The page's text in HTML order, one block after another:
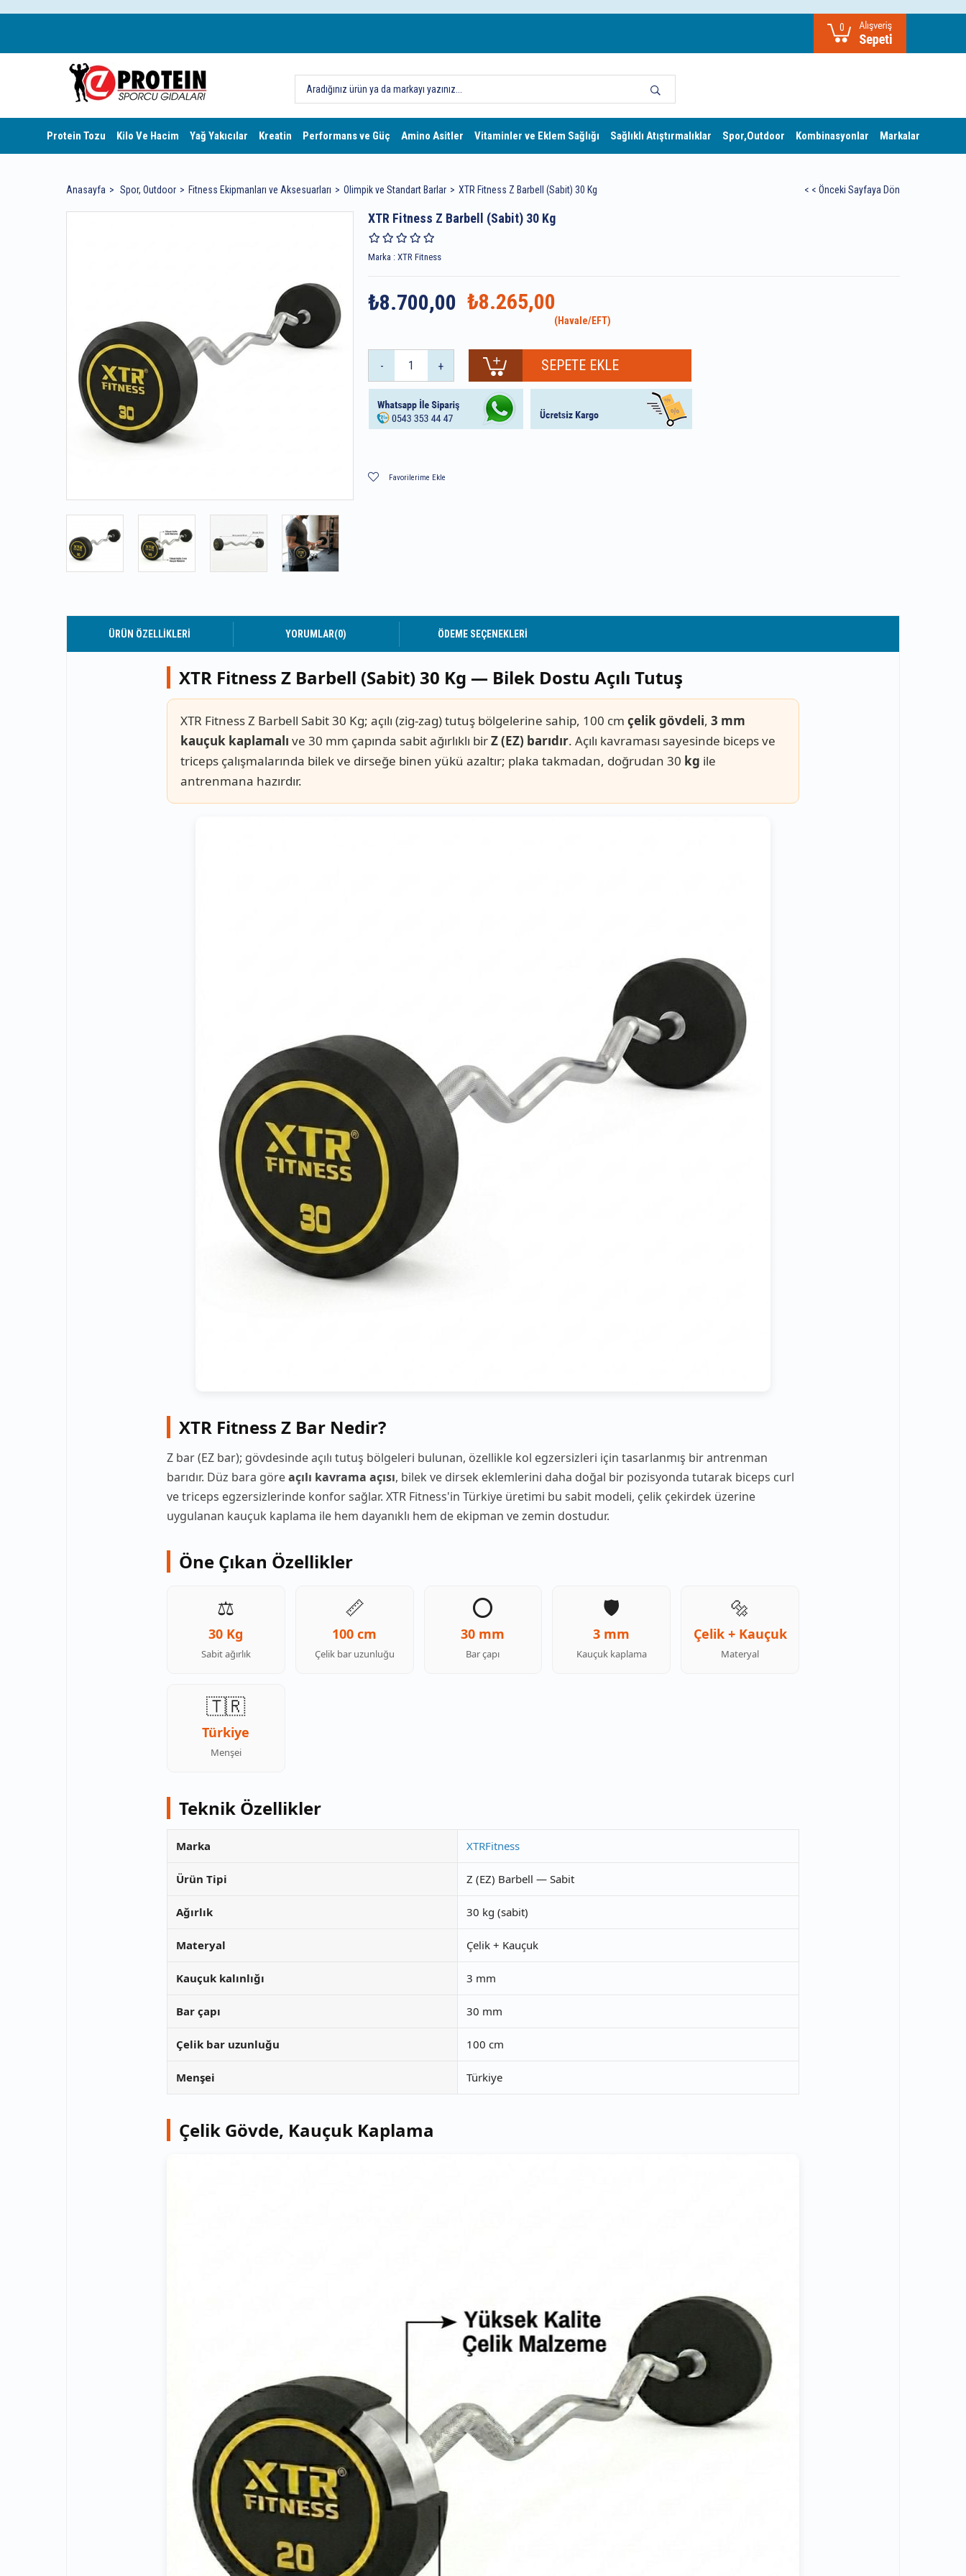
0
Protein Tozu Kilo Ve Hacim Yağ Yakıcılar Kreatin Performans ve Güç Amino Asitler Vitaminler ve Eklem Sağlığı Sağlıklı Atıştırmalıklar Spor,Outdoor Kombinasyonlar Markalar
Anasayfa Spor, Outdoor Fitness Ekipmanları ve Aksesuarları Olimpik ve Standart Barlar XTR Fitness Z Barbell (Sabit) 30 Kg < < Önceki Sayfaya Dön
XTR Fitness Z Barbell (Sabit) 30 Kg
Marka : XTR Fitness
₺8.700,00 ₺8.265,00
+
-
Favorilerime Ekle
ÜRÜN ÖZELLIKLERI YORUMLAR(0) ÖDEME SEÇENEKLERI
XTR Fitness Z Barbell (Sabit) 30 Kg — Bilek Dostu Açılı Tutuş
XTR Fitness Z Barbell Sabit 30 Kg; açılı (zig-zag) tutuş bölgelerine sahip, 100 cm çelik gövdeli, 3 mm
kauçuk kaplamalı ve 30 mm çapında sabit ağırlıklı birZ (EZ) barıdır. Açılı kavraması sayesinde biceps ve
triceps çalışmalarında bilek ve dirseğe binen yükü azaltır; plaka takmadan, doğrudan 30 kg ile
antrenmana hazırdır.
XTR Fitness Z Bar Nedir?
Z bar (EZ bar); gövdesinde açılı tutuş bölgeleri bulunan, özellikle kol egzersizleri için tasarlanmış bir antrenman
barıdır. Düz bara göreaçılı kavrama açısı, bilek ve dirsek eklemlerini daha doğal bir pozisyonda tutarak biceps curl
ve triceps egzersizlerinde konfor sağlar. XTR Fitness'in Türkiye üretimi bu sabit modeli, çelik çekirdek üzerine
uygulanan kauçuk kaplama ile hem dayanıklı hem de ekipman ve zemin dostudur.
Öne Çıkan Özellikler
⚖️
30 Kg
Sabit ağırlık
📏
100 cm
Çelik bar uzunluğu
⭕
30 mm
Bar çapı
🛡️
3 mm
Kauçuk kaplama
🔩
Çelik + Kauçuk
Materyal
🇹🇷
Türkiye
Menşei
Teknik Özellikler
Marka XTRFitness
Ürün Tipi Z (EZ) Barbell — Sabit
Ağırlık 30 kg (sabit)
Materyal Çelik + Kauçuk
Kauçuk kalınlığı 3 mm
Bar çapı 30 mm
Çelik bar uzunluğu 100 cm
Menşei Türkiye
Çelik Gövde, Kauçuk Kaplama